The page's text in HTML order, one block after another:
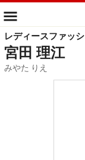
レディースファッ
宮田 理江
みやた りえ